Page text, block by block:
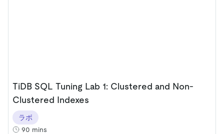
TiDB SQL Tuning Lab 1: Clustered and Non-
Clustered Indexes
ラボ
90 mins